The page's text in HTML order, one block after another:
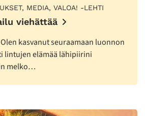
MEDIA, VALOA! -LEHTI
viehättää
kasvanut seuraamaan luonnon
lintujen elämää lähipiirini
melko…